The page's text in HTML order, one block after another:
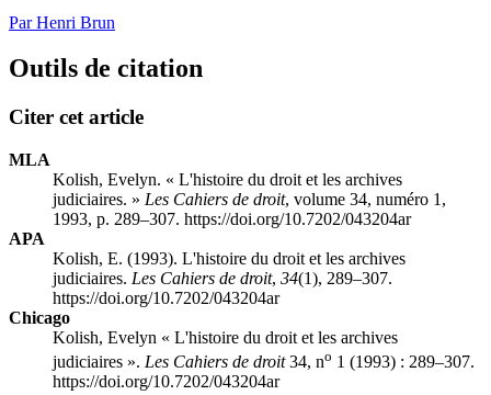
Par Henri Brun
Outils de citation
Citer cet article
MLA
Kolish, Evelyn. « L'histoire du droit et les archives
judiciaires. » Les Cahiers de droit, volume 34, numéro 1,
1993, p. 289–307. https://doi.org/10.7202/043204ar
APA
Kolish, E. (1993). L'histoire du droit et les archives
judiciaires. Les Cahiers de droit, 34(1), 289–307.
https://doi.org/10.7202/043204ar
Chicago
Kolish, Evelyn « L'histoire du droit et les archives
judiciaires ». Les Cahiers de droit34, no 1 (1993) : 289–307.
https://doi.org/10.7202/043204ar